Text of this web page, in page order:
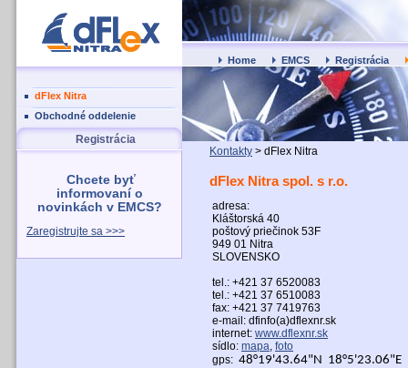
Home EMCS Registrácia
dFlex Nitra
Obchodné oddelenie
Registrácia
Chcete byť
informovaní o
novinkách v EMCS?
Zaregistrujte sa >>>
Kontakty > dFlex Nitra
dFlex Nitra spol. s r.o.
adresa:
Kláštorská 40
poštový priečinok 53F
949 01 Nitra
SLOVENSKO
tel.: +421 37 6520083
tel.: +421 37 6510083
fax: +421 37 7419763
e-mail: dfinfo(a)dflexnr.sk
internet: www.dflexnr.sk
sídlo: mapa, foto
gps: 48°19'43.64"N 18°5'23.06"E